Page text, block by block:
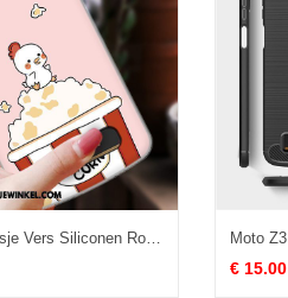
Moto Z3 Play Hoesje Vers Siliconen Roze, Moto Z3 Play Hoesje Mobiele Telefoon Hoes
€ 15.00